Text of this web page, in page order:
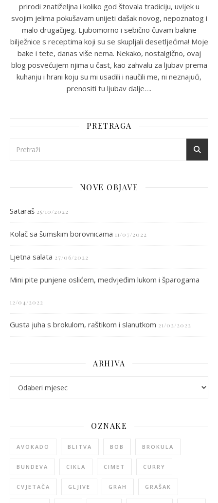
prirodi znatiželjna i koliko god štovala tradiciju, uvijek u
svojim jelima pokušavam unijeti dašak novog, nepoznatog i
malo drugačijeg. Ljubomorno i sebično čuvam bakine
bilježnice s receptima koji su se skupljali desetljećima! Moje
bake i tete, danas više nema. Nekako, nostalgično, ovaj
blog posvećujem njima u čast, kao zahvalu za ljubav prema
kuhanju i hrani koju su mi usadili i naučili me, ni neznajući,
prenositi tu ljubav dalje….
PRETRAGA
NOVE OBJAVE
Sataraš 25/10/2022
Kolač sa šumskim borovnicama 11/07/2022
Ljetna salata 27/06/2022
Mini pite punjene oslićem, medvjeđim lukom i šparogama
12/04/2022
Gusta juha s brokulom, raštikom i slanutkom 21/02/2022
ARHIVA
OZNAKE
AVOKADO BLITVA BOB BROKULA
BUNDEVA CIKLA CIMET CURRY
CVJETAČA GLJIVE GRAH GRAŠAK